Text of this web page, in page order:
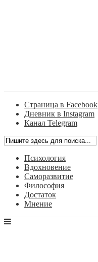
Страница в Facebook
Дневник в Instagram
Канал Telegram
Психология
Вдохновение
Саморазвитие
Философия
Достаток
Мнение